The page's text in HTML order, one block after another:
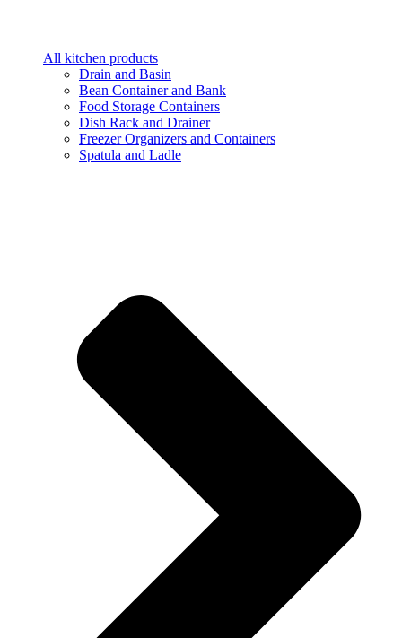
All kitchen products
Drain and Basin
Bean Container and Bank
Food Storage Containers
Dish Rack and Drainer
Freezer Organizers and Containers
Spatula and Ladle